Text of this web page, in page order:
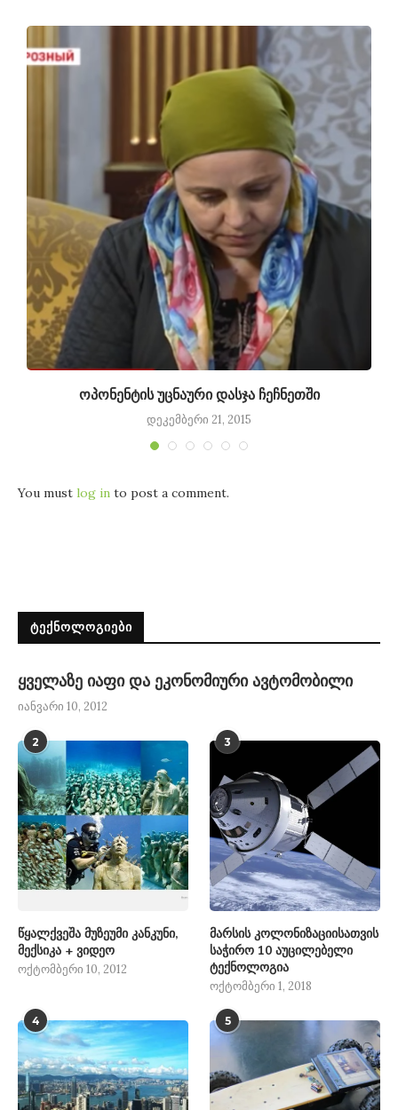
ოპონენტის უცნაური დასჯა ჩეჩნეთში
დეკემბერი 21, 2015
You must log in to post a comment.
ᲢᲔᲥᲜᲝᲚᲝᲒᲘᲔᲑᲘ
ყველაზე იაფი და ეკონომიური ავტომობილი
იანვარი 10, 2012
2
წყალქვეშა მუზეუმი კანკუნი,
მექსიკა + ვიდეო
ოქტომბერი 10, 2012
3
მარსის კოლონიზაციისათვის
საჭირო 10 აუცილებელი
ტექნოლოგია
ოქტომბერი 1, 2018
4 5